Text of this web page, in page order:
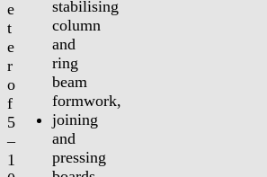
e
t
e
r
o
f
5
–
1
stabilising
column
and
ring
beam
formwork,
joining
and
pressing